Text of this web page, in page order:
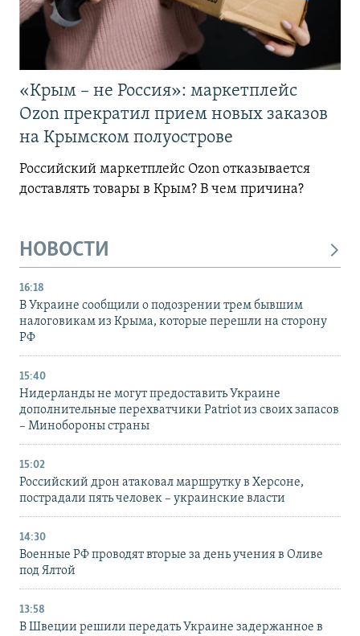
«Крым – не Россия»: маркетплейс
Ozon прекратил прием новых заказов
на Крымском полуострове
Российский маркетплейс Ozon отказывается
доставлять товары в Крым? В чем причина?
НОВОСТИ
16:18
В Украине сообщили о подозрении трем бывшим
налоговикам из Крыма, которые перешли на сторону
РФ
15:40
Нидерланды не могут предоставить Украине
дополнительные перехватчики Patriot из своих запасов
– Минобороны страны
15:02
Российский дрон атаковал маршрутку в Херсоне,
пострадали пять человек – украинские власти
14:30
Военные РФ проводят вторые за день учения в Оливе
под Ялтой
13:58
В Швеции решили передать Украине задержанное в